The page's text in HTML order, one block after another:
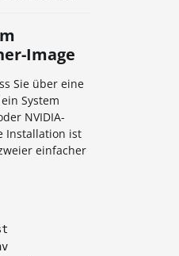
Image
Sie über eine
System
NVIDIA-
Installation ist
einfacher